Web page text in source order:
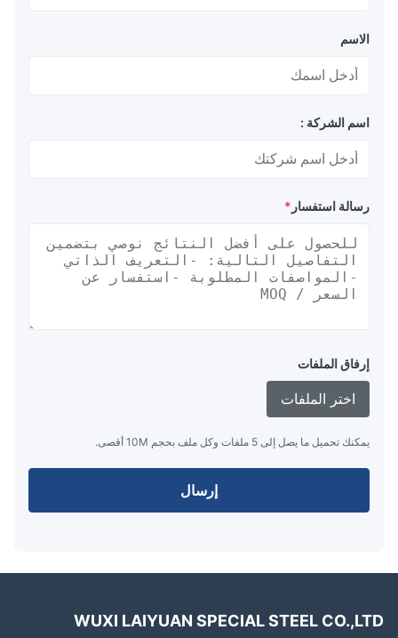
اسم الشركة :
رسالة استفسار*
إرفاق الملفات
اختر الملفات
يمكنك تحميل ما يصل إلى 5 ملفات وكل ملف بحجم 10M أقصى.
إرسال
WUXI LAIYUAN SPECIAL STEEL